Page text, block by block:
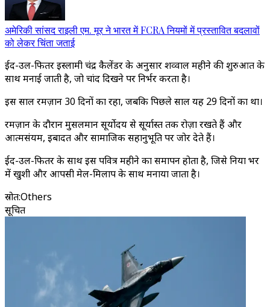
अमेरिकी सांसद राइली एम. मूर ने भारत में FCRA नियमों में प्रस्तावित बदलावों
को लेकर चिंता जताई
ईद-उल-फितर इस्लामी चंद्र कैलेंडर के अनुसार शव्वाल महीने की शुरुआत के
साथ मनाई जाती है, जो चांद दिखने पर निर्भर करता है।
इस साल रमज़ान 30 दिनों का रहा, जबकि पिछले साल यह 29 दिनों का था।
रमज़ान के दौरान मुसलमान सूर्योदय से सूर्यास्त तक रोज़ा रखते हैं और
आत्मसंयम, इबादत और सामाजिक सहानुभूति पर जोर देते हैं।
ईद-उल-फितर के साथ इस पवित्र महीने का समापन होता है, जिसे दुनिया भर
में खुशी और आपसी मेल-मिलाप के साथ मनाया जाता है।
स्रोत:Others
सूचित